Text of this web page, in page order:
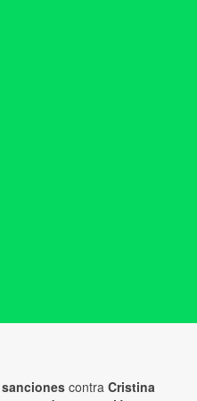
sanciones contra Cristina